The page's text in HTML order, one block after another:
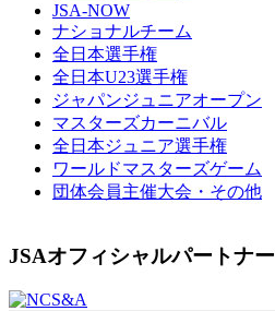
JSA-NOW
ナショナルチーム
全日本選手権
全日本U23選手権
ジャパンジュニアオープン
マスターズカーニバル
全日本ジュニア選手権
ワールドマスターズゲーム
団体会員主催大会・その他
JSAオフィシャルパートナー